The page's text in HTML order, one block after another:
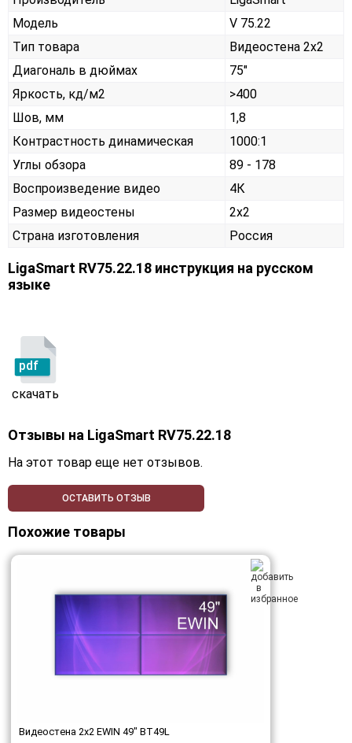
Модель
V 75.22
Тип товара
Видеостена 2х2
Диагональ в дюймах
75"
Яркость, кд/м2
>400
Шов, мм
1,8
Контрастность динамическая
1000:1
Углы обзора
89 - 178
Воспроизведение видео
4К
Размер видеостены
2x2
Страна изготовления
Россия
LigaSmart RV75.22.18 инструкция на русском
языке
pdf
скачать
Отзывы на LigaSmart RV75.22.18
На этот товар еще нет отзывов.
ОСТАВИТЬ ОТЗЫВ
Похожие товары
Видеостена 2x2 EWIN 49" BT49L